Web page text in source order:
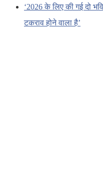
‘2026 के लिए की गई दो
टकराव होने वाला है’